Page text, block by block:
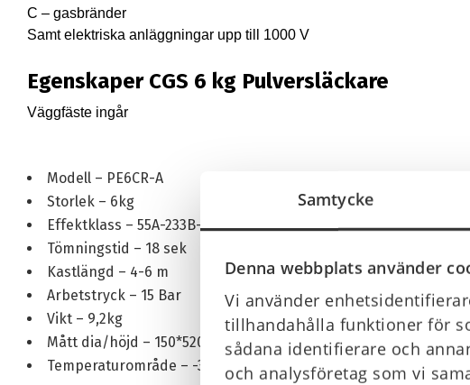
Samtycke
Denna webbplats använder
Vi använder
tillhandahålla funktioner för
sådana identifierare och
och analysföretag som vi
C – gasbränder
Samt elektriska anläggningar upp till 1000 V
Egenskaper CGS 6 kg Pulversläckare
Väggfäste ingår
Modell – PE6CR-A
Storlek – 6kg
Effektklass – 55A-233B-C
Tömningstid – 18 sek
Kastlängd – 4-6 m
Arbetstryck – 15 Bar
Vikt – 9,2kg
Mått dia/höjd – 150*520mm
Temperaturområde – -30C till +60C